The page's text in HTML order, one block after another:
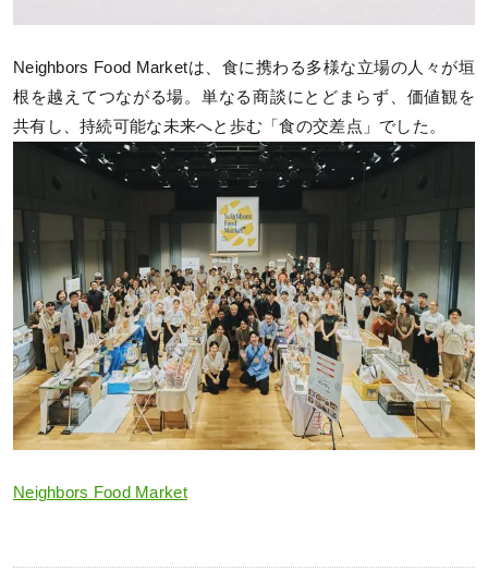
Neighbors Food Marketは、食に携わる多様な立場の人々が垣
根を越えてつながる場。単なる商談にとどまらず、価値観を
共有し、持続可能な未来へと歩む「食の交差点」でした。
Neighbors Food Market